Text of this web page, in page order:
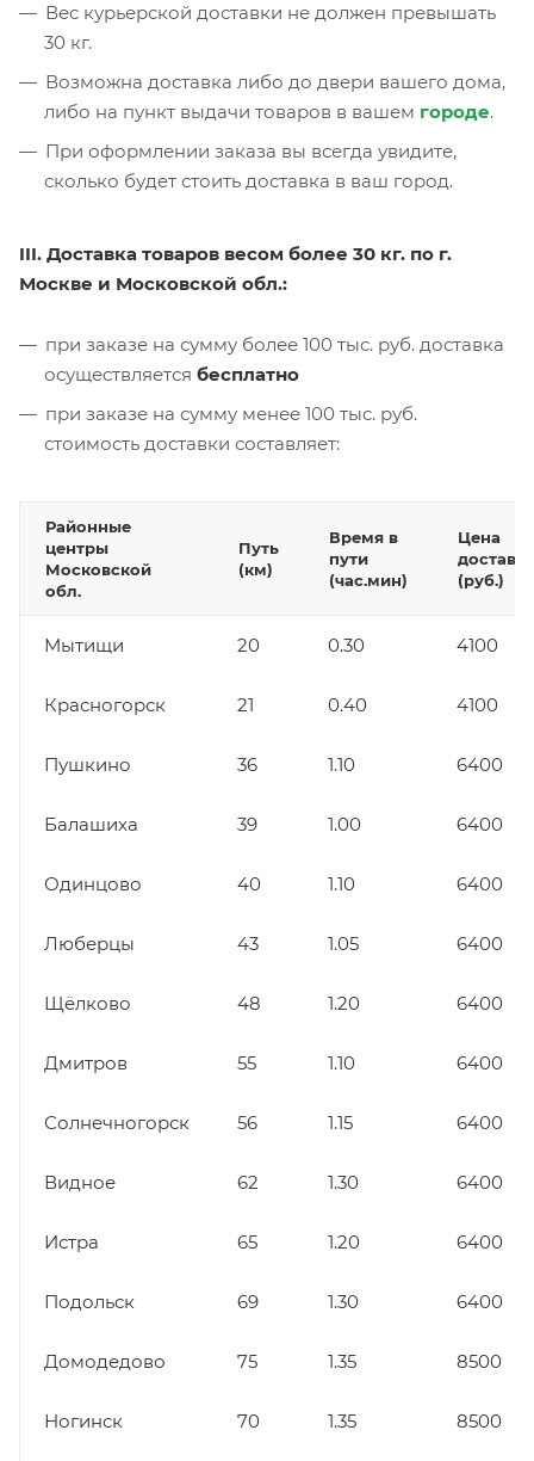
Вес курьерской доставки не должен превышать
30 кг.
Возможна доставка либо до двери вашего дома,
либо на пункт выдачи товаров в вашем городе.
При оформлении заказа вы всегда увидите,
сколько будет стоить доставка в ваш город.
III. Доставка товаров весом более 30 кг. по г.
Москве и Московской обл.:
при заказе на сумму более 100 тыс. руб. доставка
осуществляется бесплатно
при заказе на сумму менее 100 тыс. руб.
стоимость доставки составляет:
Районные
центры
Московской
обл.
Путь
(км)
Время в
пути
(час.мин)
Цена
(руб.)
Мытищи 20 0.30 4100
Красногорск 21 0.40 4100
Пушкино 36 1.10 6400
Балашиха 39 1.00 6400
Одинцово 40 1.10 6400
Люберцы 43 1.05 6400
Щёлково 48 1.20 6400
Дмитров 55 1.10 6400
Солнечногорск 56 1.15 6400
Видное 62 1.30 6400
Истра 65 1.20 6400
Подольск 69 1.30 6400
Домодедово 75 1.35 8500
Ногинск 70 1.35 8500